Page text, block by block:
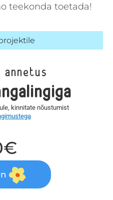
teekonda toetada!
annetus
kinnitate nõustumist